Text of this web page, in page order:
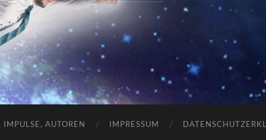
Pro Jahr 77 kreative Ideen, die es schaffen können ...
IMPULSE, AUTOREN IMPRESSUM